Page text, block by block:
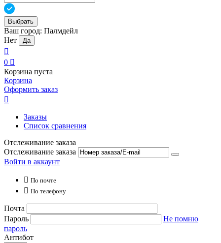
Выбрать
Ваш город: Палмдейл
Нет
Да

0 
Корзина пуста
Корзина
Оформить заказ

Заказы
Список сравнения
Отслеживание заказа
Отслеживание заказа
Войти в аккаунт
 По почте
 По телефону
Почта
Пароль
Не помню
пароль
Антибот